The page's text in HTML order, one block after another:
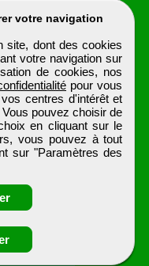
votre navigation
site, dont des cookies
votre navigation sur
de cookies, nos
pour vous
centres d'intérêt et
pouvez choisir de
en cliquant sur le
vous pouvez à tout
sur "Paramètres des